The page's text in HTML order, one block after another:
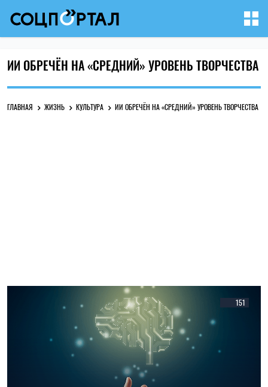
ИИ ОБРЕЧЁН НА «СРЕДНИЙ» УРОВЕНЬ ТВОРЧЕСТВА
ГЛАВНАЯ ЖИЗНЬ КУЛЬТУРА ИИ ОБРЕЧЁН НА «СРЕДНИЙ» УРОВЕНЬ ТВОРЧЕСТВА
151